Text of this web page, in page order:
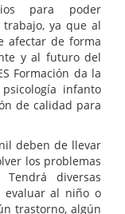
para poder
ya que al
afectar de forma
y al futuro del
Formación da la
infanto
de calidad para
deben de llevar
los problemas
diversas
evaluar al niño o
trastorno, algún